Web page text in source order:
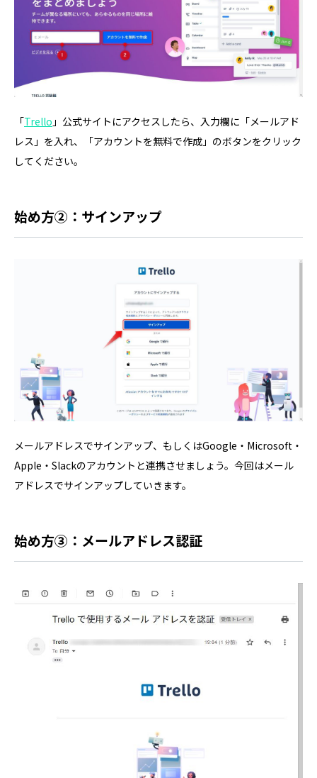
「Trello 」公式サイトにアクセスしたら、入力欄に「メールアド
レス」を入れ、「アカウントを無料で作成」のボタンをクリック
してください。
始め方②：サインアップ
メールアドレスでサインアップ、もしくはGoogle・Microsoft・
Apple・Slackのアカウントと連携させましょう。今回はメール
アドレスでサインアップしていきます。
始め方③：メールアドレス認証